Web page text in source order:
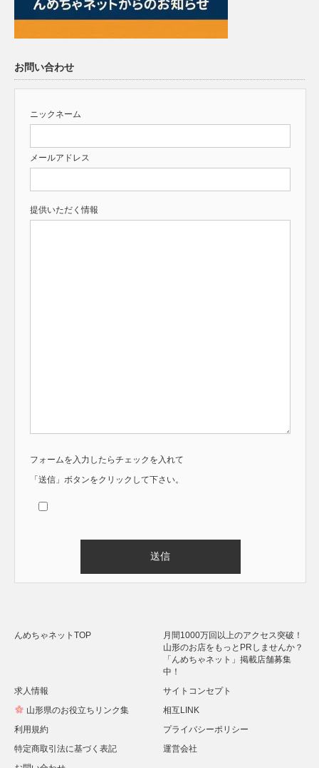
お問い合わせ
ニックネーム
メールアドレス
提供いただく情報
フォームを入力したらチェックを入れて
「送信」ボタンをクリックして下さい。
んめちゃネットTOP
月間1000万回以上のアクセス突破！
山形のお店をもっとPRしませんか？
「んめちゃネット」掲載店舗募集
中！
求人情報
サイトコンセプト
山形県のお役立ちリンク集
相互LINK
利用規約
プライバシーポリシー
特定商取引法に基づく表記
運営会社